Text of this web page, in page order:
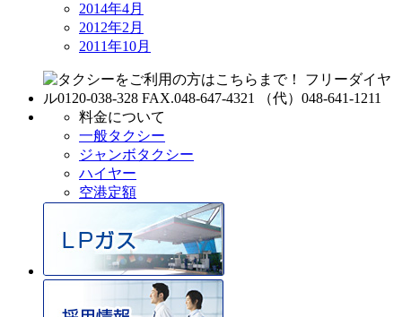
2014年4月
2012年2月
2011年10月
料金について
一般タクシー
ジャンボタクシー
ハイヤー
空港定額